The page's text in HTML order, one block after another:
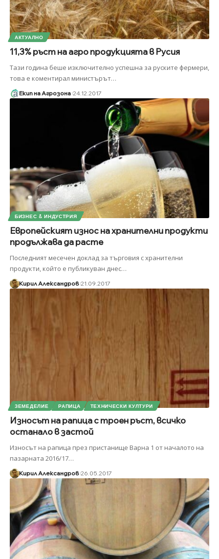
АКТУАЛНО
11,3% ръст на агро продукцията в Русия
Тази година беше изключително успешна за руските фермери,
това е коментирал министърът…
Екип на Агрозона 24.12.2017
БИЗНЕС & ИНДУСТРИЯ
Европейският износ на хранителни продукти
продължава да расте
Последният месечен доклад за търговия с хранителни
продукти, който е публикуван днес…
Кирил Александров 21.09.2017
ЗЕМЕДЕЛИЕ РАПИЦА ТЕХНИЧЕСКИ КУЛТУРИ
Износът на рапица с троен ръст, всичко
останало в застой
Износът на рапица през пристанище Варна 1 от началото на
пазарната 2016/17…
Кирил Александров 26.05.2017